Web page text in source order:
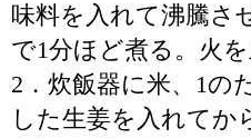
味料を入れて沸騰さ
で1分ほど煮る。火
2．炊飯器に米、1の
した生姜を入れてか